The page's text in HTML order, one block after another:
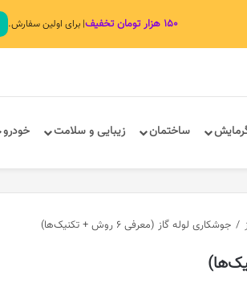
۱۵۰ هزار تومان تخفیف | برای اولین سفارش.
ساختمان زیبایی و سلامت خودرو
/ جوشکاری لوله گاز (معرفی 6 روش + تکنیک‌ها)